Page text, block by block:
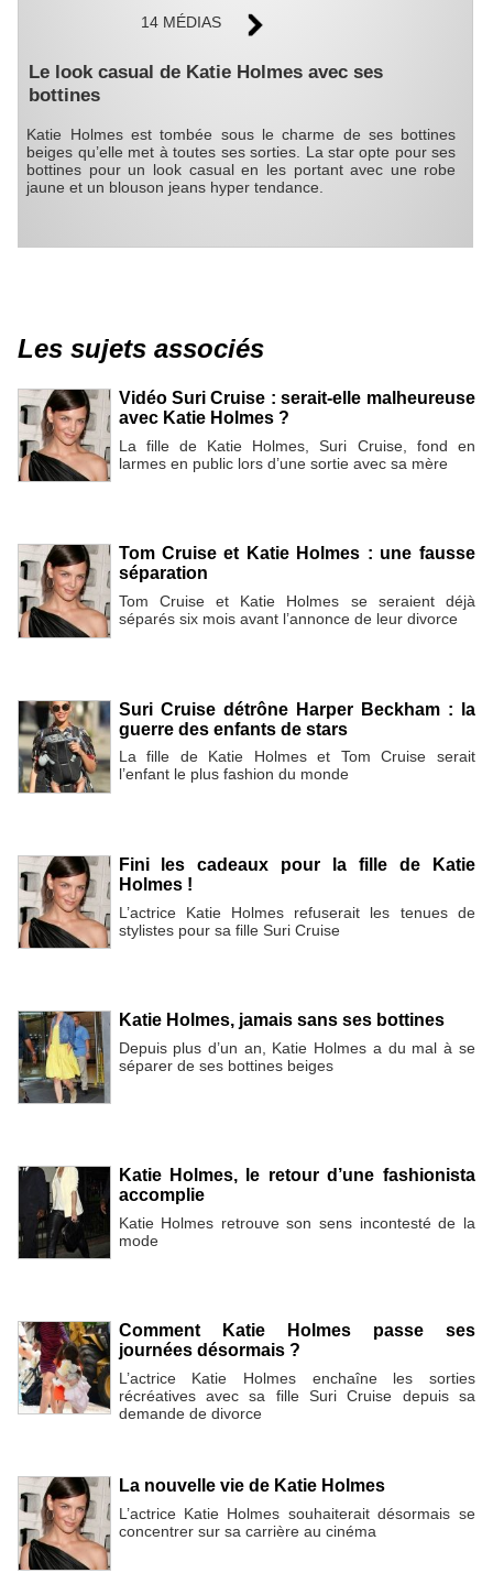
14 MÉDIAS
Le look casual de Katie Holmes avec ses
bottines
Katie Holmes est tombée sous le charme de ses bottines
beiges qu’elle met à toutes ses sorties. La star opte pour ses
bottines pour un look casual en les portant avec une robe
jaune et un blouson jeans hyper tendance.
Les sujets associés
Vidéo Suri Cruise : serait-elle malheureuse
avec Katie Holmes ?
La fille de Katie Holmes, Suri Cruise, fond en
larmes en public lors d’une sortie avec sa mère
Tom Cruise et Katie Holmes : une fausse
séparation
Tom Cruise et Katie Holmes se seraient déjà
séparés six mois avant l’annonce de leur divorce
Suri Cruise détrône Harper Beckham : la
guerre des enfants de stars
La fille de Katie Holmes et Tom Cruise serait
l’enfant le plus fashion du monde
Fini les cadeaux pour la fille de Katie
Holmes !
L’actrice Katie Holmes refuserait les tenues de
stylistes pour sa fille Suri Cruise
Katie Holmes, jamais sans ses bottines
Depuis plus d’un an, Katie Holmes a du mal à se
séparer de ses bottines beiges
Katie Holmes, le retour d’une fashionista
accomplie
Katie Holmes retrouve son sens incontesté de la
mode
Comment Katie Holmes passe ses
journées désormais ?
L’actrice Katie Holmes enchaîne les sorties
récréatives avec sa fille Suri Cruise depuis sa
demande de divorce
La nouvelle vie de Katie Holmes
L’actrice Katie Holmes souhaiterait désormais se
concentrer sur sa carrière au cinéma